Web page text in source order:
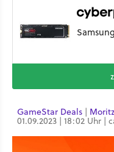
GameStar Deals |
01.09.2023 | 18:02 Uhr |